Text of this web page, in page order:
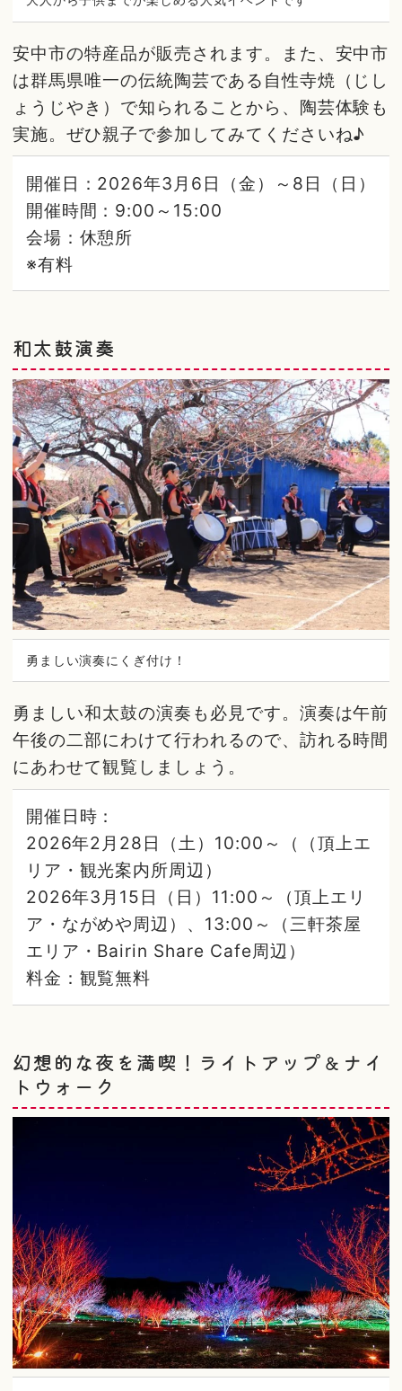
安中市の特産品が販売されます。また、安中市
は群馬県唯一の伝統陶芸である自性寺焼（じし
ょうじやき）で知られることから、陶芸体験も
実施。ぜひ親子で参加してみてくださいね♪
開催日：2026年3月6日（金）～8日（日）
開催時間：9:00～15:00
会場：休憩所
※有料
和太鼓演奏
勇ましい演奏にくぎ付け！
勇ましい和太鼓の演奏も必見です。演奏は午前
午後の二部にわけて行われるので、訪れる時間
にあわせて観覧しましょう。
開催日時：
2026年2月28日（土）10:00～（（頂上エ
リア・観光案内所周辺）
2026年3月15日（日）11:00～（頂上エリ
ア・ながめや周辺）、13:00～（三軒茶屋
エリア・Bairin Share Cafe周辺）
料金：観覧無料
幻想的な夜を満喫！ライトアップ＆ナイ
トウォーク